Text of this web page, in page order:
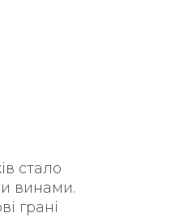
стало
винами.
грані